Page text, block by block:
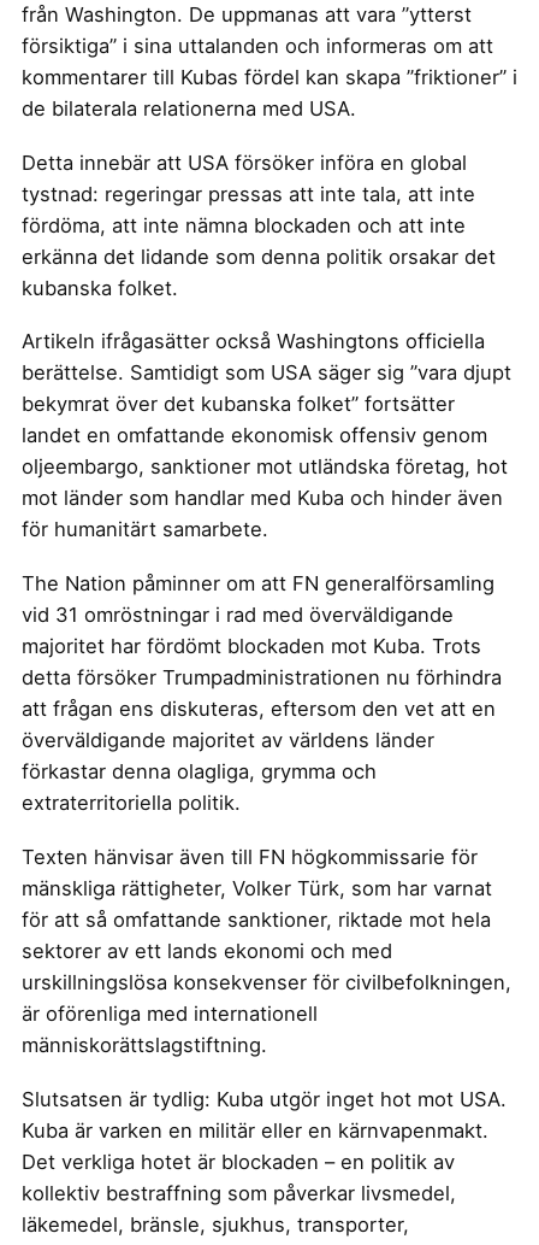
från Washington. De uppmanas att vara ”ytterst
försiktiga” i sina uttalanden och informeras om att
kommentarer till Kubas fördel kan skapa ”friktioner” i
de bilaterala relationerna med USA.
Detta innebär att USA försöker införa en global
tystnad: regeringar pressas att inte tala, att inte
fördöma, att inte nämna blockaden och att inte
erkänna det lidande som denna politik orsakar det
kubanska folket.
Artikeln ifrågasätter också Washingtons officiella
berättelse. Samtidigt som USA säger sig ”vara djupt
bekymrat över det kubanska folket” fortsätter
landet en omfattande ekonomisk offensiv genom
oljeembargo, sanktioner mot utländska företag, hot
mot länder som handlar med Kuba och hinder även
för humanitärt samarbete.
The Nation påminner om att FN generalförsamling
vid 31 omröstningar i rad med överväldigande
majoritet har fördömt blockaden mot Kuba. Trots
detta försöker Trumpadministrationen nu förhindra
att frågan ens diskuteras, eftersom den vet att en
överväldigande majoritet av världens länder
förkastar denna olagliga, grymma och
extraterritoriella politik.
Texten hänvisar även till FN högkommissarie för
mänskliga rättigheter, Volker Türk, som har varnat
för att så omfattande sanktioner, riktade mot hela
sektorer av ett lands ekonomi och med
urskillningslösa konsekvenser för civilbefolkningen,
är oförenliga med internationell
människorättslagstiftning.
Slutsatsen är tydlig: Kuba utgör inget hot mot USA.
Kuba är varken en militär eller en kärnvapenmakt.
Det verkliga hotet är blockaden – en politik av
kollektiv bestraffning som påverkar livsmedel,
läkemedel, bränsle, sjukhus, transporter,